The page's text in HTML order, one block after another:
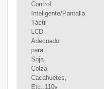
Control
Inteligente/Pantalla
Táctil
LCD
Adecuado
para
Soja
Colza
Cacahuetes,
Etc.,110v